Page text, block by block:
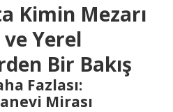
Kimin Mezarı
Yerel
Bir Bakış
Fazlası:
Mirası